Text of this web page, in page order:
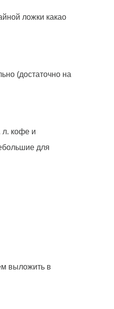
ложки какао
(достаточно на
л. кофе и
для
выложить в